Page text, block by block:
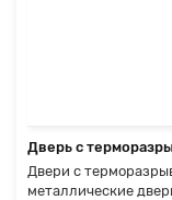
Дверь с
Двери с
металлические